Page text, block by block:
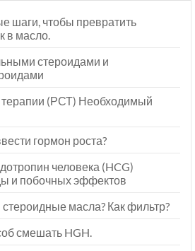
шаги, чтобы превратить
в масло.
стероидами и
терапии (РСТ) Необходимый
гормон роста?
человека (HCG)
и побочных эффектов
масла? Как фильтр?
смешать HGH.